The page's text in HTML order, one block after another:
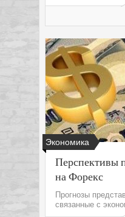
Экономика
Перспективы
на Форекс
Прогнозы
связанные с